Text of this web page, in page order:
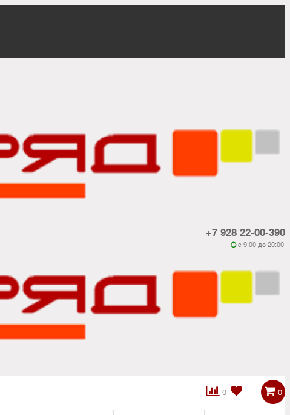
+7 928 22-00-390
 c 9:00 до 20:00
0

 0